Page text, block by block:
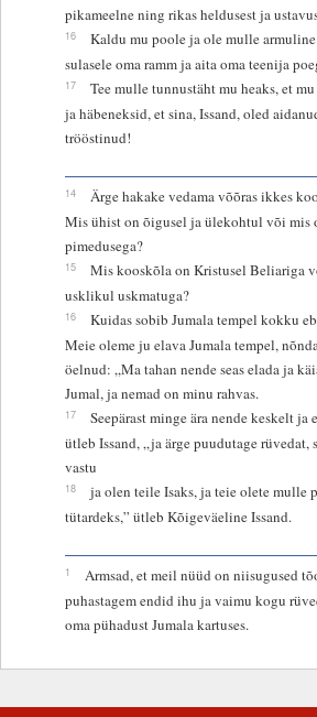
pikameelne ning rikas heldusest ja
16
Kaldu mu poole ja ole mulle
sulasele oma ramm ja aita oma teenija
17
Tee mulle tunnustäht mu heaks, et
ja häbeneksid, et sina, Issand, oled
trööstinud!
14
Ärge hakake vedama võõras ikkes
Mis ühist on õigusel ja ülekohtul või mis
pimedusega?
15
Mis kooskõla on Kristusel Beliariga
usklikul uskmatuga?
16
Kuidas sobib Jumala tempel kokku
Meie oleme ju elava Jumala tempel,
öelnud: „Ma tahan nende seas elada ja
Jumal, ja nemad on minu rahvas.
17
Seepärast minge ära nende keskelt ja
ütleb Issand, „ja ärge puudutage rüvedat,
vastu
18
ja olen teile Isaks, ja teie olete mulle
tütardeks,” ütleb Kõigeväeline Issand.
1
Armsad, et meil nüüd on niisugused
puhastagem endid ihu ja vaimu kogu
oma pühadust Jumala kartuses.